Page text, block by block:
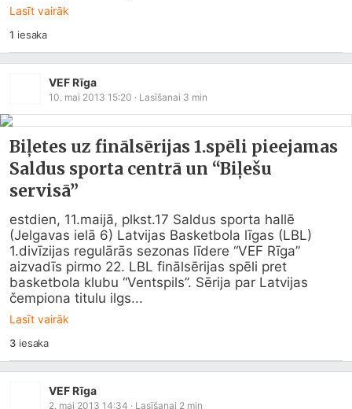
Lasīt vairāk
1 iesaka
VEF Rīga
10. mai 2013 15:20 · Lasīšanai 3 min
Biļetes uz finālsērijas 1.spēli pieejamas
Saldus sporta centrā un “Biļešu
servisā”
estdien, 11.maijā, plkst.17 Saldus sporta hallē
(Jelgavas ielā 6) Latvijas Basketbola līgas (LBL)
1.divīzijas regulārās sezonas līdere “VEF Rīga”
aizvadīs pirmo 22. LBL finālsērijas spēli pret
basketbola klubu “Ventspils”. Sērija par Latvijas
čempiona titulu ilgs...
Lasīt vairāk
3iesaka
VEF Rīga
2. mai 2013 14:34 · Lasīšanai 2 min